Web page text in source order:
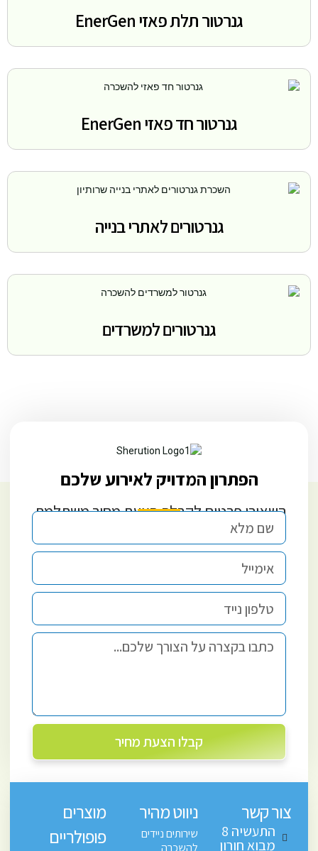
גנרטור תלת פאזי EnerGen
גנרטור חד פאזי EnerGen
גנרטורים לאתרי בנייה
גנרטורים למשרדים
הפתרון המדויק לאירוע שלכם
השאירו פרטים לקבלת הצעת מחיר משתלמת
קבלו הצעת מחיר
צור קשר
התעשיה 8
מבוא חורון
ניווט מהיר
שירותים ניידים
להשכרה
מוצרים
פופולריים